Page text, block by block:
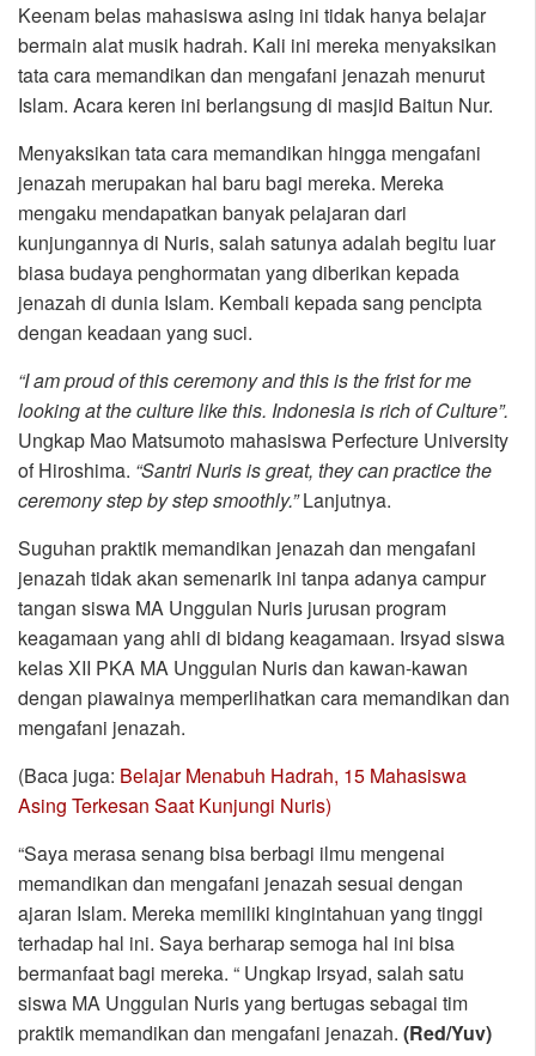
Keenam belas mahasiswa asing ini tidak hanya belajar
bermain alat musik hadrah. Kali ini mereka menyaksikan
tata cara memandikan dan mengafani jenazah menurut
Islam. Acara keren ini berlangsung di masjid Baitun Nur.
Menyaksikan tata cara memandikan hingga mengafani
jenazah merupakan hal baru bagi mereka. Mereka
mengaku mendapatkan banyak pelajaran dari
kunjungannya di Nuris, salah satunya adalah begitu luar
biasa budaya penghormatan yang diberikan kepada
jenazah di dunia Islam. Kembali kepada sang pencipta
dengan keadaan yang suci.
“I am proud of this ceremony and this is the frist for me
looking at the culture like this. Indonesia is rich of Culture”.
Ungkap Mao Matsumoto mahasiswa Perfecture University
of Hiroshima. “Santri Nuris is great, they can practice the
ceremony step by step smoothly.”Lanjutnya.
Suguhan praktik memandikan jenazah dan mengafani
jenazah tidak akan semenarik ini tanpa adanya campur
tangan siswa MA Unggulan Nuris jurusan program
keagamaan yang ahli di bidang keagamaan. Irsyad siswa
kelas XII PKA MA Unggulan Nuris dan kawan-kawan
dengan piawainya memperlihatkan cara memandikan dan
mengafani jenazah.
(Baca juga: Belajar Menabuh Hadrah, 15 Mahasiswa
Asing Terkesan Saat Kunjungi Nuris)
“Saya merasa senang bisa berbagi ilmu mengenai
memandikan dan mengafani jenazah sesuai dengan
ajaran Islam. Mereka memiliki kingintahuan yang tinggi
terhadap hal ini. Saya berharap semoga hal ini bisa
bermanfaat bagi mereka. “ Ungkap Irsyad, salah satu
siswa MA Unggulan Nuris yang bertugas sebagai tim
praktik memandikan dan mengafani jenazah. (Red/Yuv)